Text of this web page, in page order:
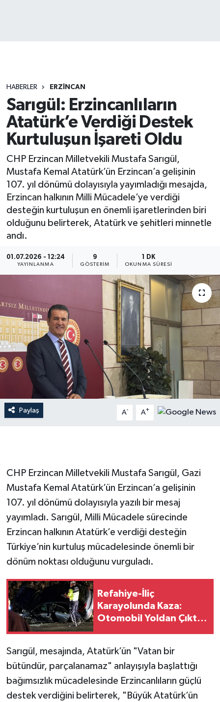
HABERLER ERZİNCAN
Sarıgül: Erzincanlıların
Atatürk’e Verdiği Destek
Kurtuluşun İşareti Oldu
CHP Erzincan Milletvekili Mustafa Sarıgül,
Mustafa Kemal Atatürk’ün Erzincan’a gelişinin
107. yıl dönümü dolayısıyla yayımladığı mesajda,
Erzincan halkının Milli Mücadele’ye verdiği
desteğin kurtuluşun en önemli işaretlerinden biri
olduğunu belirterek, Atatürk ve şehitleri minnetle
andı.
01.07.2026 - 12:24
YAYINLANMA
9
GÖSTERIM
1 DK
OKUNMA SÜRESI
Paylaş A- A+
CHP Erzincan Milletvekili Mustafa Sarıgül, Gazi
Mustafa Kemal Atatürk’ün Erzincan’a gelişinin
107. yıl dönümü dolayısıyla yazılı bir mesaj
yayımladı. Sarıgül, Milli Mücadele sürecinde
Erzincan halkının Atatürk’e verdiği desteğin
Türkiye’nin kurtuluş mücadelesinde önemli bir
dönüm noktası olduğunu vurguladı.
Refahiye-İliç
Karayolunda Kaza:
Otomobil Yoldan Çıktı,
Sarıgül, mesajında, Atatürk’ün "Vatan bir
bütündür, parçalanamaz" anlayışıyla başlattığı
bağımsızlık mücadelesinde Erzincanlıların güçlü
destek verdiğini belirterek, "Büyük Atatürk’ün